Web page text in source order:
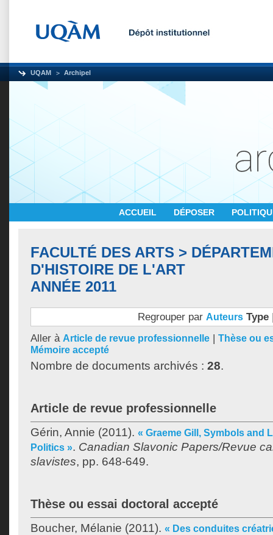
UQAM Archipel
ACCUEIL DÉPOSER
FACULTÉ DES ARTS >
D'HISTOIRE DE L'ART
ANNÉE 2011
Regrouper par Auteurs Type
Aller à Article de revue professionnelle | Thèse ou
Mémoire accepté
Nombre de documents archivés : 28.
Article de revue professionnelle
Gérin, Annie (2011). « Graeme Gill, Symbols and
Politics ». Canadian Slavonic Papers/Revue
slavistes, pp. 648-649.
Thèse ou essai doctoral accepté
Boucher, Mélanie (2011). « Des conduites